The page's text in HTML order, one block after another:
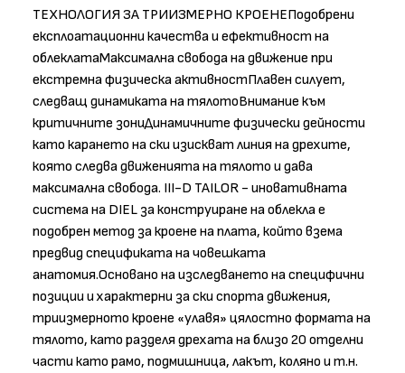
ТЕХНОЛОГИЯ ЗА ТРИИЗМЕРНО КРОЕНЕПодобрени
експлоатационни качества и ефективност на
облеклатаМаксимална свобода на движение при
екстремна физическа активностПлавен силует,
следващ динамиката на тялотоВнимание към
критичните зониДинамичните физически дейности
като карането на ски изискват линия на дрехите,
която следва движенията на тялото и дава
максимална свобода. III-D TAILOR - иновативната
система на DIEL за конструиране на облекла е
подобрен метод за кроене на плата, който взема
предвид спецификата на човешката
анатомия.Основано на изследването на специфични
позиции и характерни за ски спорта движения,
триизмерното кроене «улавя» цялостно формата на
тялото, като разделя дрехата на близо 20 отделни
части като рамо, подмишница, лакът, коляно и т.н.